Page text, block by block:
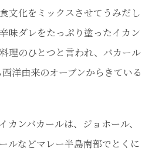
文化をミックスさせてうみだし
味ダレをたっぷり塗ったイカン
理のひとつと言われ、バカール
洋由来のオーブンからきている
カンバカールは、ジョホール、
ルなどマレー半島南部でとくに